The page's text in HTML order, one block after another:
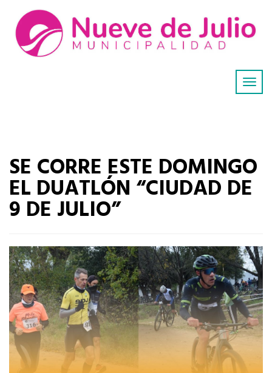
SE CORRE ESTE DOMINGO
EL DUATLÓN “CIUDAD DE
9 DE JULIO”